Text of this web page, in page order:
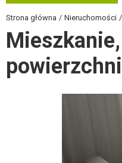
Strona główna Nieruchomości